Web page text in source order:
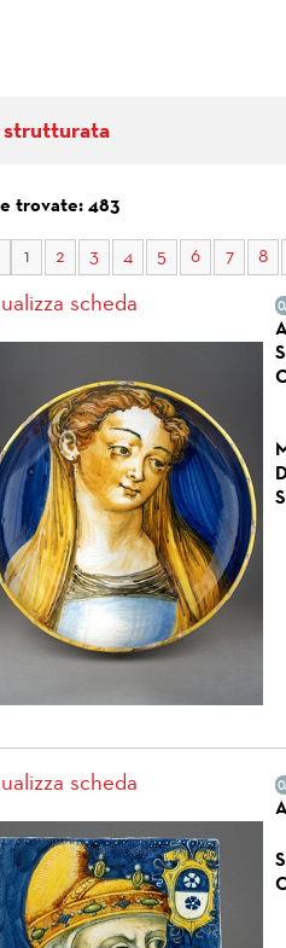
strutturata
trovate: 483
1 2 3 4 5 6 7 8
scheda
scheda